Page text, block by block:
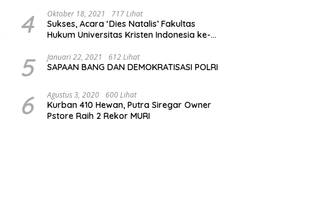
4 Oktober 18, 2021 717 Lihat
Sukses, Acara ‘Dies Natalis’ Fakultas
Hukum Universitas Kristen Indonesia ke-
5 Januari 22, 2021 612 Lihat
SAPAAN BANG DAN DEMOKRATISASI POLRI
6 Agustus 3, 2020 600 Lihat
Kurban 410 Hewan, Putra Siregar Owner
Pstore Raih 2 Rekor MURI